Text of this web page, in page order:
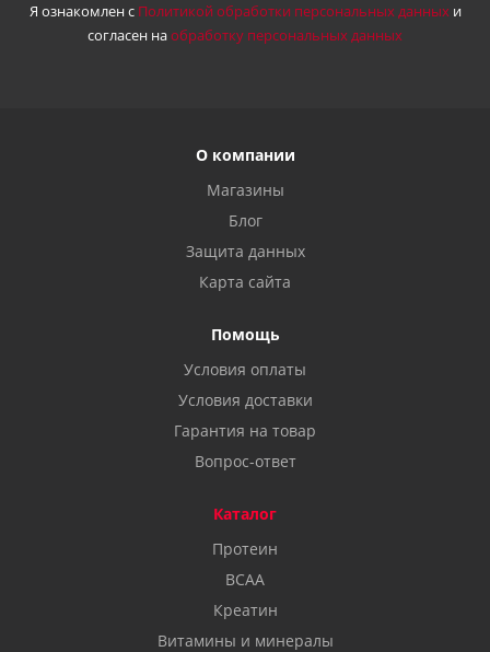
Я ознакомлен с Политикой обработки персональных данныхи
согласен наобработку персональных данных
О компании
Магазины
Блог
Защита данных
Карта сайта
Помощь
Условия оплаты
Условия доставки
Гарантия на товар
Вопрос-ответ
Каталог
Протеин
BCAA
Креатин
Витамины и минералы